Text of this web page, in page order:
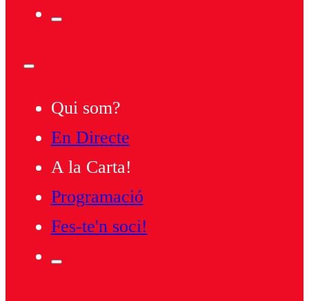
Qui som?
En Directe
A la Carta!
Programació
Fes-te'n soci!